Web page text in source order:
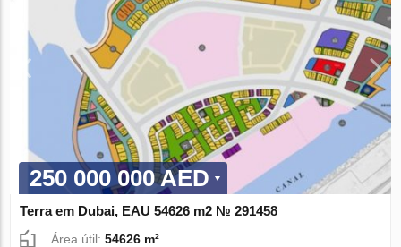
250 000 000 AED
Terra em Dubai, EAU 54626 m2 № 291458
Área útil:54626 m²